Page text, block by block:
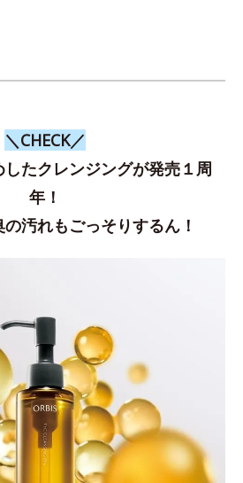
＼CHECK／
たクレンジングが発売１周
年！
汚れもごっそりするん！